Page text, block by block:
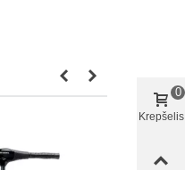
Krepšelis
0